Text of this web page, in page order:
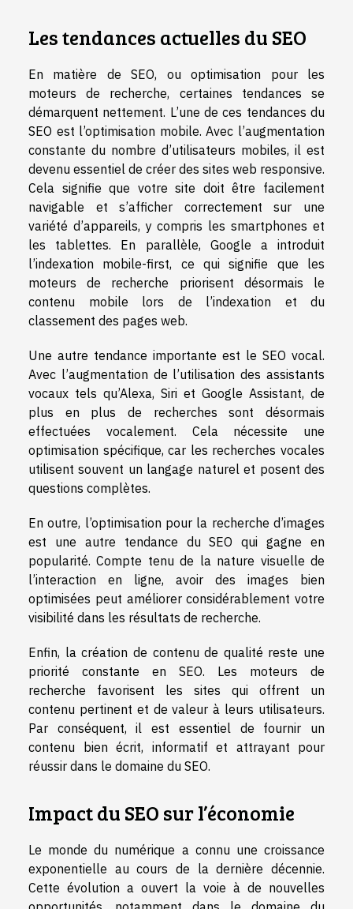
Les tendances actuelles du SEO
En matière de SEO, ou optimisation pour les
moteurs de recherche, certaines tendances se
démarquent nettement. L’une de ces tendances du
SEO est l’optimisation mobile. Avec l’augmentation
constante du nombre d’utilisateurs mobiles, il est
devenu essentiel de créer des sites web responsive.
Cela signifie que votre site doit être facilement
navigable et s’afficher correctement sur une
variété d’appareils, y compris les smartphones et
les tablettes. En parallèle, Google a introduit
l’indexation mobile-first, ce qui signifie que les
moteurs de recherche priorisent désormais le
contenu mobile lors de l’indexation et du
classement des pages web.
Une autre tendance importante est le SEO vocal.
Avec l’augmentation de l’utilisation des assistants
vocaux tels qu’Alexa, Siri et Google Assistant, de
plus en plus de recherches sont désormais
effectuées vocalement. Cela nécessite une
optimisation spécifique, car les recherches vocales
utilisent souvent un langage naturel et posent des
questions complètes.
En outre, l’optimisation pour la recherche d’images
est une autre tendance du SEO qui gagne en
popularité. Compte tenu de la nature visuelle de
l’interaction en ligne, avoir des images bien
optimisées peut améliorer considérablement votre
visibilité dans les résultats de recherche.
Enfin, la création de contenu de qualité reste une
priorité constante en SEO. Les moteurs de
recherche favorisent les sites qui offrent un
contenu pertinent et de valeur à leurs utilisateurs.
Par conséquent, il est essentiel de fournir un
contenu bien écrit, informatif et attrayant pour
réussir dans le domaine du SEO.
Impact du SEO sur l’économie
Le monde du numérique a connu une croissance
exponentielle au cours de la dernière décennie.
Cette évolution a ouvert la voie à de nouvelles